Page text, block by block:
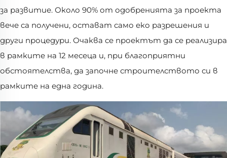
за развитие. Около 90% от одобренията за проекта
вече са получени, остават само еко разрешения и
други процедури. Очаква се проектът да се реализира
в рамките на 12 месеца и, при благоприятни
обстоятелства, да започне строителството си в
рамките на една година.